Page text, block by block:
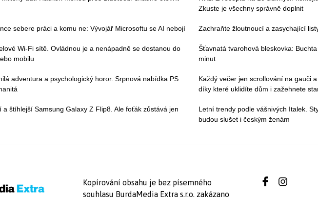
sebere práci a komu ne: Vývojář Microsoftu se AI nebojí
Wi-Fi sítě. Ovládnou je a nenápadně se dostanou do
mobilu
adventura a psychologický horor. Srpnová nabídka PS
a štíhlejší Samsung Galaxy Z Flip8. Ale foťák zůstává jen
Zkuste je všechny správně doplnit
Zachraňte žloutnoucí a zasychající
Šťavnatá tvarohová bleskovka:
minut
Každý večer jen scrollování na gauči
díky které uklidíte dům i zažehnete
Letní trendy podle vášnivých Italek.
budou slušet i českým ženám
Kopírování obsahu je bez písemného
souhlasu BurdaMedia Extra s.r.o. zakázano